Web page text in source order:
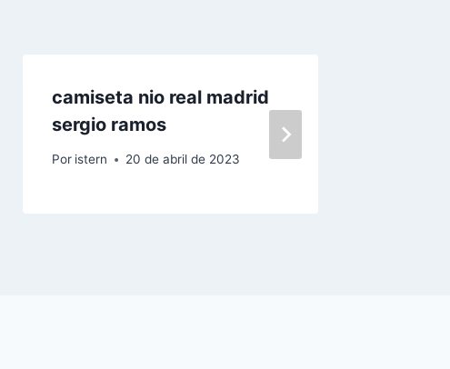
camiseta nio real madrid
sergio ramos
Por istern 20 de abril de 2023